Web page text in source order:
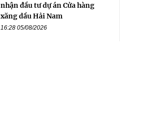
nhận đầu tư dự án Cửa hàng
xăng dầu Hải Nam
16:28 05/08/2026